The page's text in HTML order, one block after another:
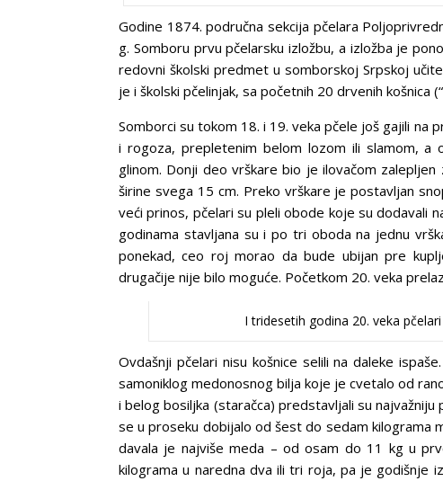
Godine 1874. područna sekcija pčelara
g. Somboru prvu pčelarsku izložbu, a izložba je
redovni školski predmet u somborskoj Srpskoj
je i školski pčelinjak, sa početnih 20 drvenih košnica
Somborci su tokom 18. i 19. veka pčele još gajili na
i rogoza, prepletenim belom lozom ili slamom, a
glinom. Donji deo vrškare bio je ilovačom
širine svega 15 cm. Preko vrškare je postavljan
veći prinos, pčelari su pleli obode koje su dodavali
godinama stavljana su i po tri oboda na jednu
ponekad, ceo roj morao da bude ubijan pre
drugačije nije bilo moguće. Početkom 20. veka
I tridesetih godina 20. veka
Ovdašnji pčelari nisu košnice selili na daleke
samoniklog medonosnog bilja koje je cvetalo od
i belog bosiljka (staračca) predstavljali su najvažniju
se u proseku dobijalo od šest do sedam kilograma
davala je najviše meda – od osam do 11 kg u
kilograma u naredna dva ili tri roja, pa je godišnje